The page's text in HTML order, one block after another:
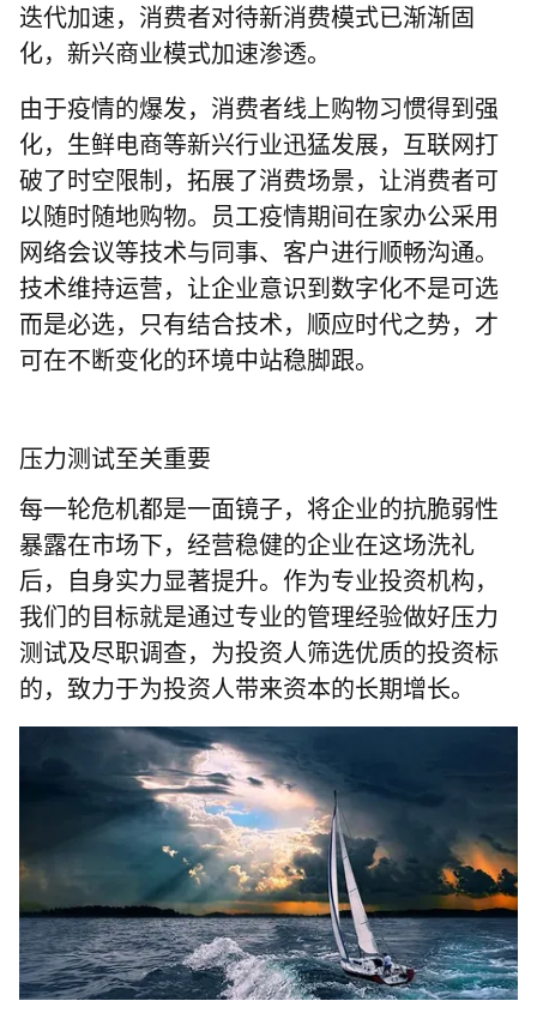
迭代加速，消费者对待新消费模式已渐渐固
化，新兴商业模式加速渗透。
由于疫情的爆发，消费者线上购物习惯得到强
化，生鲜电商等新兴行业迅猛发展，互联网打
破了时空限制，拓展了消费场景，让消费者可
以随时随地购物。员工疫情期间在家办公采用
网络会议等技术与同事、客户进行顺畅沟通。
技术维持运营，让企业意识到数字化不是可选
而是必选，只有结合技术，顺应时代之势，才
可在不断变化的环境中站稳脚跟。
压力测试至关重要
每一轮危机都是一面镜子，将企业的抗脆弱性
暴露在市场下，经营稳健的企业在这场洗礼
后，自身实力显著提升。作为专业投资机构，
我们的目标就是通过专业的管理经验做好压力
测试及尽职调查，为投资人筛选优质的投资标
的，致力于为投资人带来资本的长期增长。